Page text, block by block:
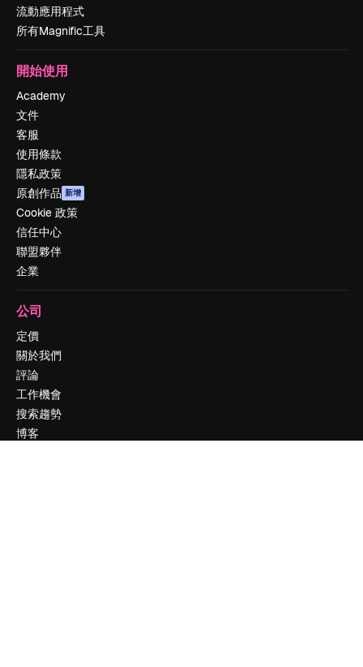
流動應用程式
所有Magnific工具
開始使用
Academy
文件
客服
使用條款
隱私政策
原創作品 新增
Cookie 政策
信任中心
聯盟夥伴
企業
公司
定價
關於我們
評論
工作機會
搜索趨勢
博客